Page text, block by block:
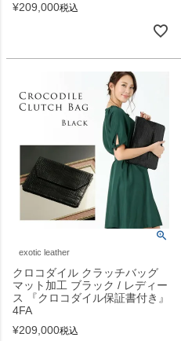
¥209,000税込
exotic leather
クロコダイル クラッチバッグ
マット加工 ブラック / レディー
ス 『クロコダイル保証書付き』
4FA
¥209,000税込